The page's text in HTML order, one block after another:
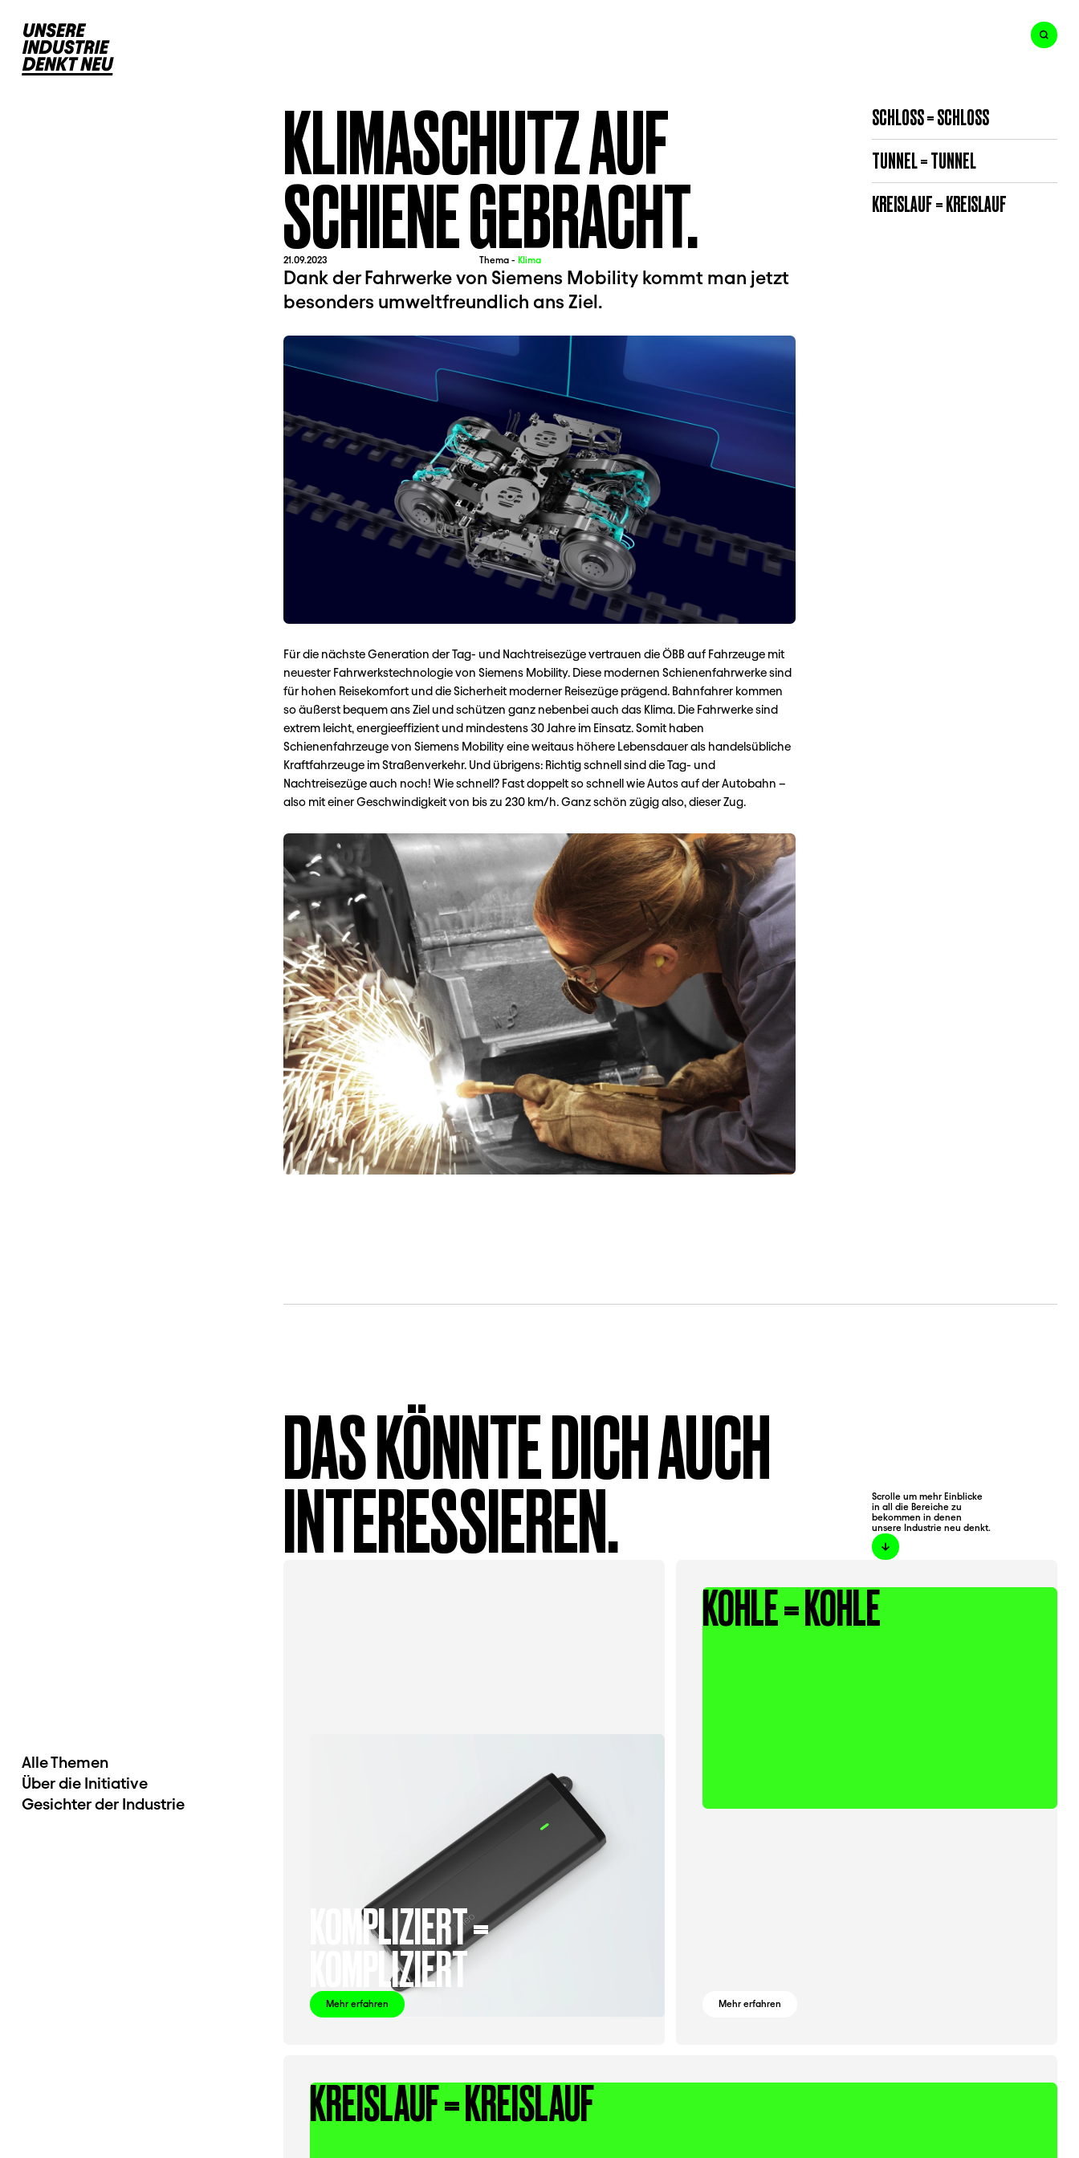
Alle Themen
Über die Initiative
Gesichter der Industrie
KLIMASCHUTZ AUF
SCHIENE GEBRACHT.
21.09.2023 Thema - Klima
Dank der Fahrwerke von Siemens Mobility kommt man jetzt
besonders umweltfreundlich ans Ziel.
Für die nächste Generation der Tag- und Nachtreisezüge vertrauen die ÖBB auf Fahrzeuge mit
neuester Fahrwerkstechnologie von Siemens Mobility. Diese modernen Schienenfahrwerke sind
für hohen Reisekomfort und die Sicherheit moderner Reisezüge prägend. Bahnfahrer kommen
so äußerst bequem ans Ziel und schützen ganz nebenbei auch das Klima. Die Fahrwerke sind
extrem leicht, energieeffizient und mindestens 30 Jahre im Einsatz. Somit haben
Schienenfahrzeuge von Siemens Mobility eine weitaus höhere Lebensdauer als handelsübliche
Kraftfahrzeuge im Straßenverkehr. Und übrigens: Richtig schnell sind die Tag- und
Nachtreisezüge auch noch! Wie schnell? Fast doppelt so schnell wie Autos auf der Autobahn –
also mit einer Geschwindigkeit von bis zu 230 km/h. Ganz schön zügig also, dieser Zug.
SCHLOSS = SCHLOSS
TUNNEL = TUNNEL
KREISLAUF = KREISLAUF
DAS KÖNNTE DICH AUCH
INTERESSIEREN.
Scrolle um mehr Einblicke
in all die Bereiche zu
bekommen in denen
unsere Industrie neu denkt.
KOMPLIZIERT =
KOMPLIZIERT
Mehr erfahren
KOHLE = KOHLE
Mehr erfahren
KREISLAUF = KREISLAUF